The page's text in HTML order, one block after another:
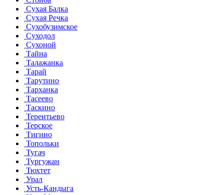
Сухая Балка
Сухая Речка
Сухобузимское
Суходол
Сухоной
Тайна
Талажанка
Тарай
Тарутино
Тарханка
Тасеево
Таскино
Терентьево
Терское
Тигино
Топольки
Тугач
Тургужан
Тюхтет
Урал
Усть-Кандыга